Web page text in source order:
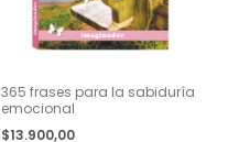
365 frases para la sabiduría
emocional
$13.900,00